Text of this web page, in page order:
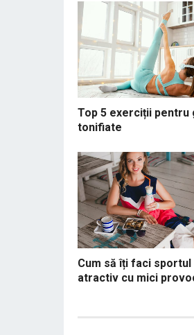
Top 5 exerciții pentru
tonifiate
Cum să îți faci sportul
atractiv cu mici